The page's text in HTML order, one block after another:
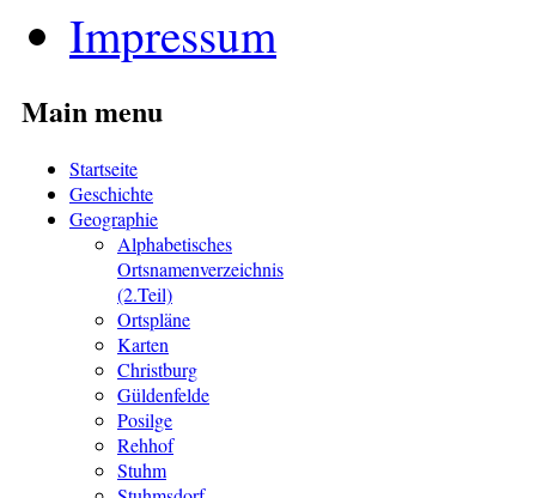
Impressum
Main menu
Startseite
Geschichte
Geographie
Alphabetisches
Ortsnamenverzeichnis
(2.Teil)
Ortspläne
Karten
Christburg
Güldenfelde
Posilge
Rehhof
Stuhm